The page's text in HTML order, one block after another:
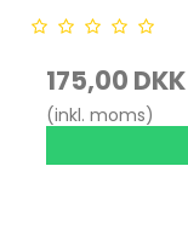
175,00 DKK
(inkl. moms)